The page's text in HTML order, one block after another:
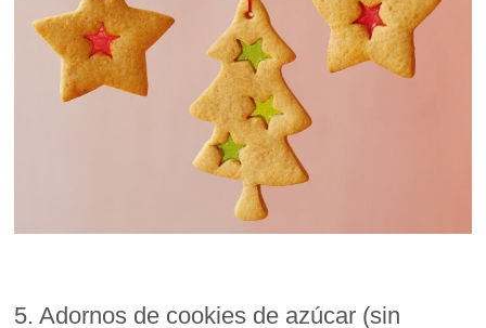
5. Adornos de cookies de azúcar (sin